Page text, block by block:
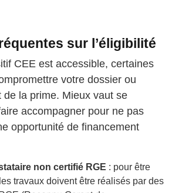
sur l’éligibilité
CEE est accessible, certaines
votre dossier ou
de la prime. Mieux vaut se
accompagner pour ne pas
opportunité de financement
non certifié RGE : pour être
travaux doivent être réalisés par des